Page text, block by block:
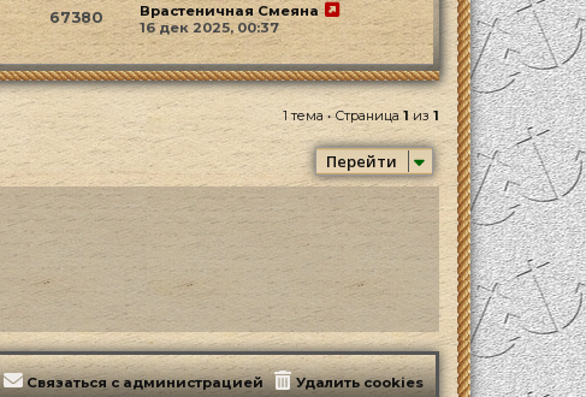
67380
Врастеничная Смеяна
16 дек 2025, 00:37
1 тема • Страница1из 1
Перейти
Удалить cookies
Связаться с администрацией